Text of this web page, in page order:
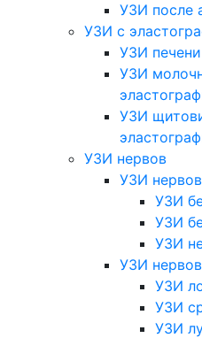
УЗИ после
УЗИ с
УЗИ
УЗИ
УЗИ
УЗИ нервов
УЗИ
УЗИ
УЗИ
УЗИ
УЗИ
УЗИ
УЗИ
УЗИ